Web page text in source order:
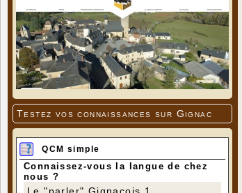
Testez vos connaissances sur Gignac
QCM simple
Connaissez-vous la langue de chez
nous ?